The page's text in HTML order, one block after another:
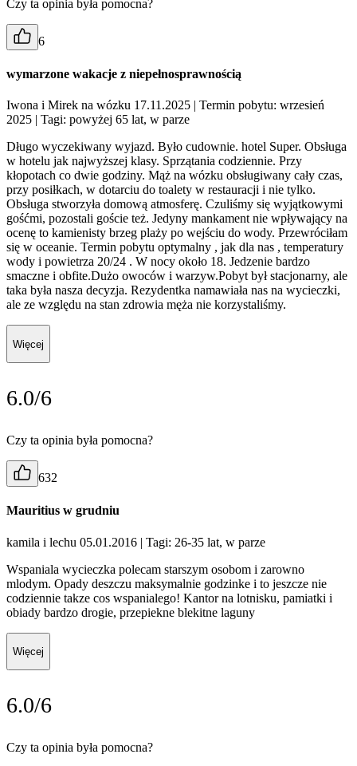
Czy ta opinia była pomocna?
6
wymarzone wakacje z niepełnosprawnością
Iwona i Mirek na wózku 17.11.2025
| Termin pobytu: wrzesień
2025 | Tagi: powyżej 65 lat, w parze
Długo wyczekiwany wyjazd. Było cudownie. hotel Super. Obsługa
w hotelu jak najwyższej klasy. Sprzątania codziennie. Przy
kłopotach co dwie godziny. Mąż na wózku obsługiwany cały czas,
przy posiłkach, w dotarciu do toalety w restauracji i nie tylko.
Obsługa stworzyła domową atmosferę. Czuliśmy się wyjątkowymi
gośćmi, pozostali goście też. Jedyny mankament nie wpływający na
ocenę to kamienisty brzeg plaży po wejściu do wody. Przewróciłam
się w oceanie. Termin pobytu optymalny , jak dla nas , temperatury
wody i powietrza 20/24 . W nocy około 18. Jedzenie bardzo
smaczne i obfite.Dużo owoców i warzyw.Pobyt był stacjonarny, ale
taka była nasza decyzja. Rezydentka namawiała nas na wycieczki,
ale ze względu na stan zdrowia męża nie korzystaliśmy.
Więcej
6.0/6
Czy ta opinia była pomocna?
632
Mauritius w grudniu
kamila i lechu 05.01.2016 | Tagi: 26-35 lat, w parze
Wspaniala wycieczka polecam starszym osobom i zarowno
mlodym. Opady deszczu maksymalnie godzinke i to jeszcze nie
codziennie takze cos wspanialego! Kantor na lotnisku, pamiatki i
obiady bardzo drogie, przepiekne blekitne laguny
Więcej
6.0/6
Czy ta opinia była pomocna?